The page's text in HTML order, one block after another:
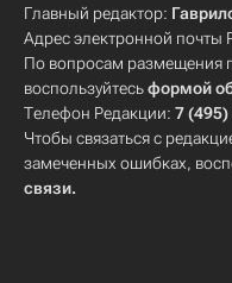
Главный редактор:
Адрес электронной почты
По вопросам размещения
воспользуйтесьформой
Телефон Редакции: 7 (495)
Чтобы связаться с
замеченных ошибках,
связи.